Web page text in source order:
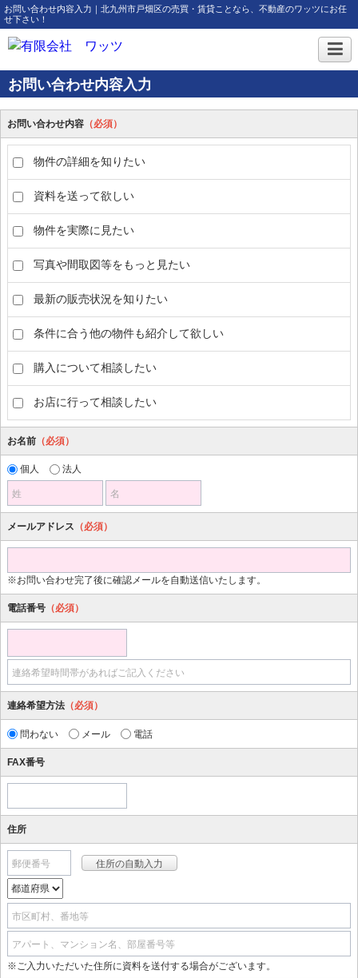
お問い合わせ内容入力｜北九州市戸畑区の売買・賃貸ことなら、不動産のワッツにお任
せ下さい！
お問い合わせ内容入力
お問い合わせ内容 （必須）
物件の詳細を知りたい
資料を送って欲しい
物件を実際に見たい
写真や間取図等をもっと見たい
最新の販売状況を知りたい
条件に合う他の物件も紹介して欲しい
購入について相談したい
お店に行って相談したい
お名前 （必須）
個人 法人
姓 名
メールアドレス （必須）
※お問い合わせ完了後に確認メールを自動送信いたします。
電話番号 （必須）
連絡希望時間帯があればご記入ください
連絡希望方法 （必須）
問わない メール 電話
FAX番号
住所
郵便番号
市区町村、番地等
アパート、マンション名、部屋番号等
※ご入力いただいた住所に資料を送付する場合がございます。